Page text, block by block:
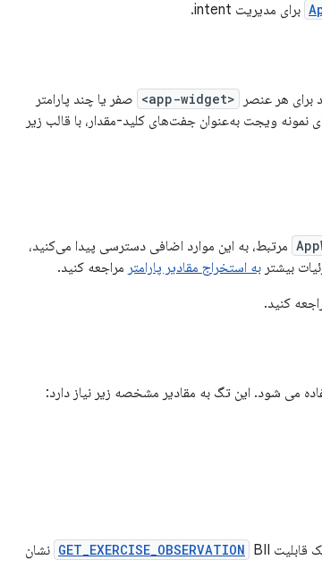
برای مدیریت intent.
برای هر عنصر <app-widget>
صفر یا چند پارامتر
نمونه ویجت به‌عنوان جفت‌های کلید-مقدار، با قالب زیر
مرتبط، به این موارد اضافی دسترسی پیدا می‌کنید،
به استخراج مقادیر پارامتر مراجعه کنید.
کنید.
می شود. این تگ به مقادیر مشخصه زیر نیاز دارد:
قابلیت GET_EXERCISE_OBSERVATION BII نشان